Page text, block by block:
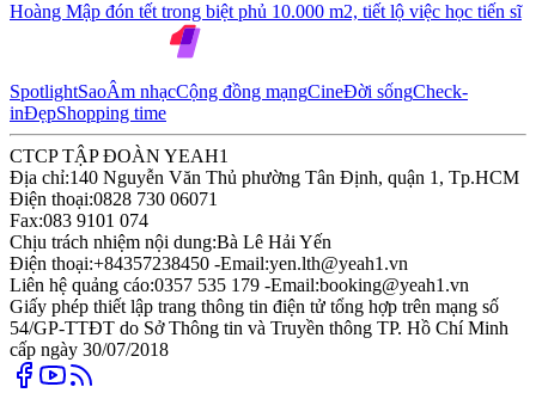
Hoàng Mập đón tết trong biệt phủ 10.000 m2, tiết lộ việc học tiến sĩ
SpotlightSaoÂm nhạcCộng đồng mạngCineĐời sốngCheck-
inĐẹpShopping time
CTCP TẬP ĐOÀN YEAH1
Địa chỉ:140 Nguyễn Văn Thủ phường Tân Định, quận 1, Tp.HCM
Điện thoại:0828 730 06071
Fax:083 9101 074
Chịu trách nhiệm nội dung:Bà Lê Hải Yến
Điện thoại:+84357238450 -Email:yen.lth@yeah1.vn
Liên hệ quảng cáo:0357 535 179 -Email:booking@yeah1.vn
Giấy phép thiết lập trang thông tin điện tử tổng hợp trên mạng số
54/GP-TTĐT do Sở Thông tin và Truyền thông TP. Hồ Chí Minh
cấp ngày 30/07/2018